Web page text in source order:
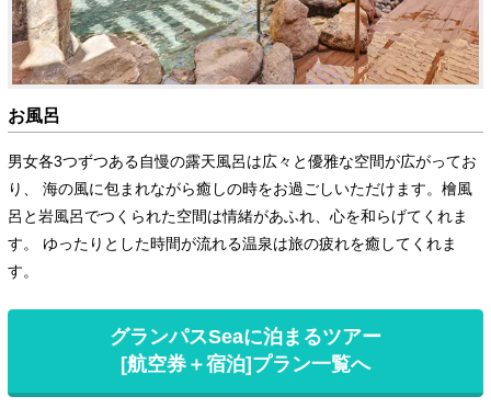
お風呂
男女各3つずつある自慢の露天風呂は広々と優雅な空間が広がってお
り、 海の風に包まれながら癒しの時をお過ごしいただけます。檜風
呂と岩風呂でつくられた空間は情緒があふれ、心を和らげてくれま
す。 ゆったりとした時間が流れる温泉は旅の疲れを癒してくれま
す。
グランパスSeaに泊まるツアー
[航空券＋宿泊]プラン一覧へ